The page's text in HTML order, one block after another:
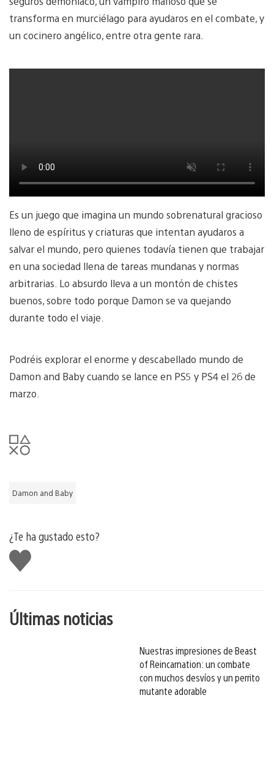
transforma en murciélago para ayudaros en el combate, y
un cocinero angélico, entre otra gente rara.
Es un juego que imagina un mundo sobrenatural gracioso
lleno de espíritus y criaturas que intentan ayudaros a
salvar el mundo, pero quienes todavía tienen que trabajar
en una sociedad llena de tareas mundanas y normas
arbitrarias. Lo absurdo lleva a un montón de chistes
buenos, sobre todo porque Damon se va quejando
durante todo el viaje.
Podréis explorar el enorme y descabellado mundo de
Damon and Baby cuando se lance en PS5 y PS4 el 26 de
marzo.
Damon and Baby
¿Te ha gustado esto?
Me
gusta
esto
Últimas noticias
Nuestras impresiones de Beast
of Reincarnation: un combate
con muchos desvíos y un perrito
mutante adorable